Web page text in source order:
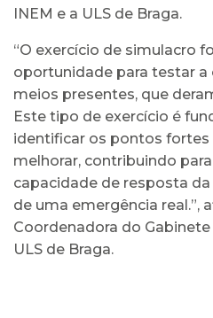
INEM e a ULS de Braga.
“O exercício de simulacro
oportunidade para testar
meios presentes, que
Este tipo de exercício é
identificar os pontos fortes
melhorar, contribuindo
capacidade de resposta
de uma emergência real.”,
Coordenadora do
ULS de Braga.